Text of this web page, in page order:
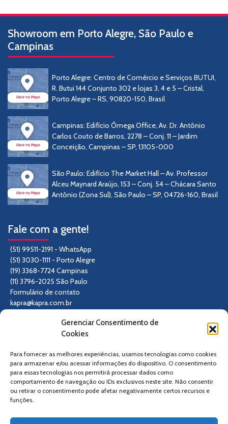
Gerenciar Consentimento de
Cookies
Para fornecer as melhores experiências, usamos tecnologias como cookies
para armazenar e/ou acessar informações do dispositivo. O consentimento
para essas tecnologias nos permitirá processar dados como
comportamento de navegação ou IDs exclusivos neste site. Não consentir
ou retirar o consentimento pode afetar negativamente certos recursos e
funções.
Showroom em Porto Alegre, São Paulo e
Campinas
Porto Alegre: Centro de Comércio e Serviços BUTUI,
R. Butui 144 Conjunto 302 e lojas 3, 4 e 5 – Cristal,
Porto Alegre – RS, 90820-150, Brasil
Campinas: Edifício Ômega Office, Av. Dr. Antônio
Carlos Couto de Barros, 2278 – Conj. 11 – Jardim
Conceição, Campinas – SP, 13105-000
São Paulo: Edifício The Market Hall – Av. Professor
Alceu Maynard Araújo, 153 – Conj. 54 – Chácara Santo
Antônio (Zona Sul), São Paulo – SP, 04726-160, Brasil
Fale com a gente!
(51) 99511-2191 - WhatsApp
(51) 3030-1111 - Porto Alegre
(19) 3368-7724 Campinas
(11) 3796-2025 São Paulo
Formulário de contato
kapra@kapra.com.br